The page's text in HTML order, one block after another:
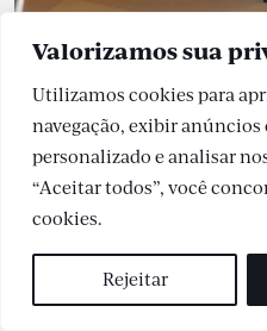
Valorizamos sua
Utilizamos cookies para
navegação, exibir
personalizado e analisar
“Aceitar todos”, você
cookies.
Rejeitar
ITAIM BIBI
F.L. CORPORATE